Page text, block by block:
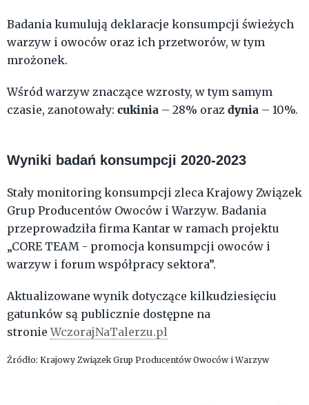
Badania kumulują deklaracje konsumpcji świeżych
warzyw i owoców oraz ich przetworów, w tym
mrożonek.
Wśród warzyw znaczące wzrosty, w tym samym
czasie, zanotowały: cukinia – 28% oraz dynia – 10%.
Wyniki badań konsumpcji 2020-2023
Stały monitoring konsumpcji zleca Krajowy Związek
Grup Producentów Owoców i Warzyw. Badania
przeprowadziła firma Kantar w ramach projektu
„CORE TEAM - promocja konsumpcji owoców i
warzyw i forum współpracy sektora”.
Aktualizowane wynik dotyczące kilkudziesięciu
gatunków są publicznie dostępne na
stronieWczorajNaTalerzu.pl
Źródło: Krajowy Związek Grup Producentów Owoców i Warzyw